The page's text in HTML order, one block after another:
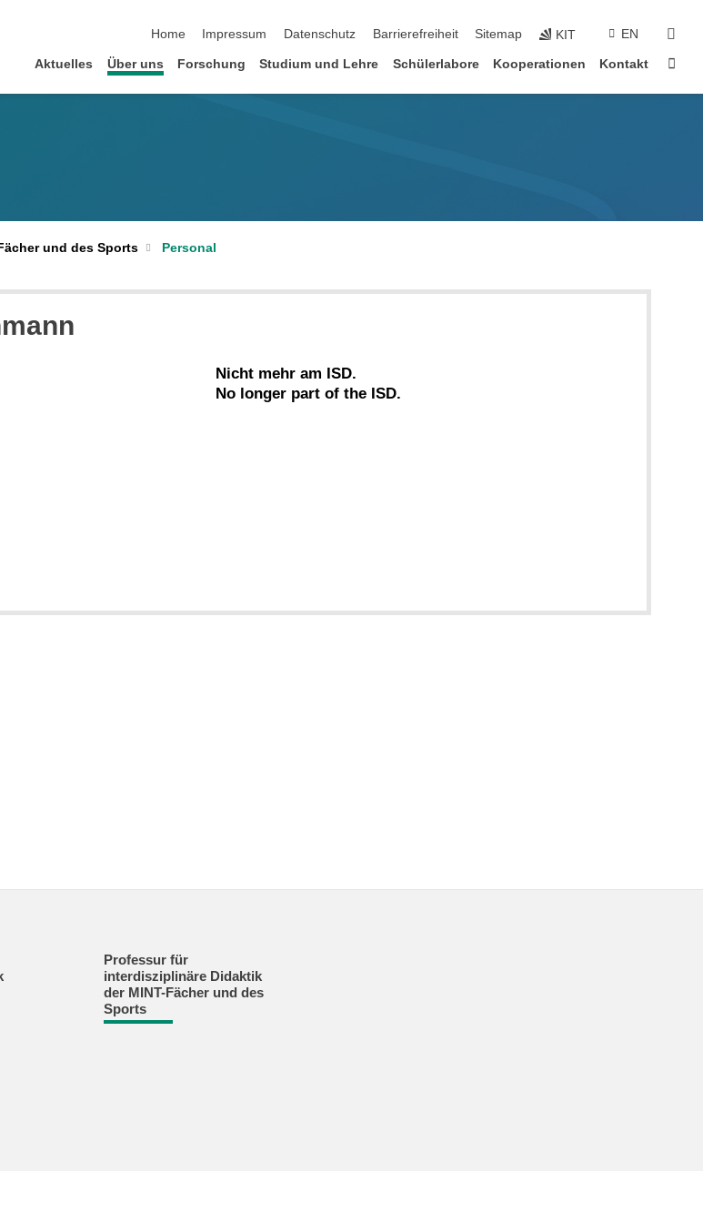
Home
Impressum Datenschutz Barrierefreiheit Sitemap KIT EN
Aktuelles Über uns Forschung Studium und Lehre Schülerlabore Kooperationen Kontakt
und des Sports Personal
Nicht mehr am ISD.
No longer part of the ISD.
Professur für
interdisziplinäre Didaktik
der MINT-Fächer und des
Sports